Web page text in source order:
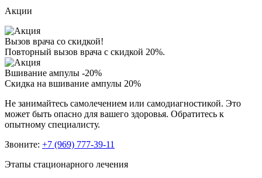
Акции
Вызов врача со скидкой!
Повторный вызов врача с скидкой 20%.
Вшивание ампулы -20%
Скидка на вшивание ампулы 20%
Не занимайтесь самолечением или самодиагностикой. Это
может быть опасно для вашего здоровья. Обратитесь к
опытному специалисту.
Звоните: +7 (969) 777-39-11
Этапы стационарного лечения